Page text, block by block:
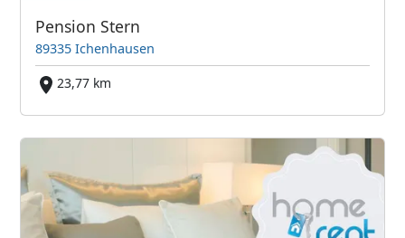
Pension Stern
89335 Ichenhausen
23,77 km